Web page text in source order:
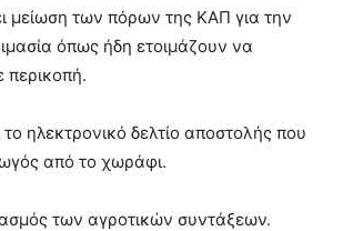
μείωση των πόρων της ΚΑΠ για την
όπως ήδη ετοιμάζουν να
ηλεκτρονικό δελτίο αποστολής που
από το χωράφι.
των αγροτικών συντάξεων.